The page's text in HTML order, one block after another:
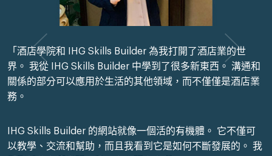
「酒店學院和 IHG Skills Builder 為我打開了酒店業的世
界。 我從 IHG Skills Builder 中學到了很多新東西。 溝通和
關係的部分可以應用於生活的其他領域，而不僅僅是酒店業
務。
IHG Skills Builder 的網站就像一個活的有機體。 它不僅可
以教學、交流和幫助，而且我看到它是如何不斷發展的。 我